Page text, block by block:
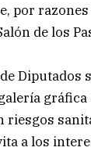
por razones
de los
riesgos
a los